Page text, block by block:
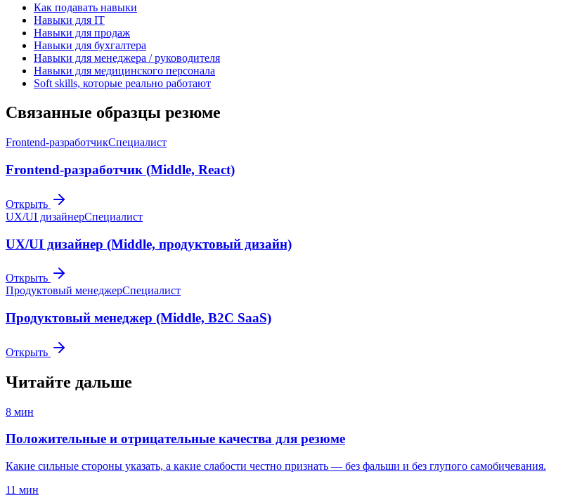
Как подавать навыки
Навыки для IT
Навыки для продаж
Навыки для бухгалтера
Навыки для менеджера / руководителя
Навыки для медицинского персонала
Soft skills, которые реально работают
Связанные образцы резюме
Frontend-разработчикСпециалист
Frontend-разработчик (Middle, React)
Открыть
UX/UI дизайнерСпециалист
UX/UI дизайнер (Middle, продуктовый дизайн)
Открыть
Продуктовый менеджерСпециалист
Продуктовый менеджер (Middle, B2C SaaS)
Открыть
Читайте дальше
8 мин
Положительные и отрицательные качества для резюме
Какие сильные стороны указать, а какие слабости честно признать — без фальши и без глупого самобичевания.
11 мин